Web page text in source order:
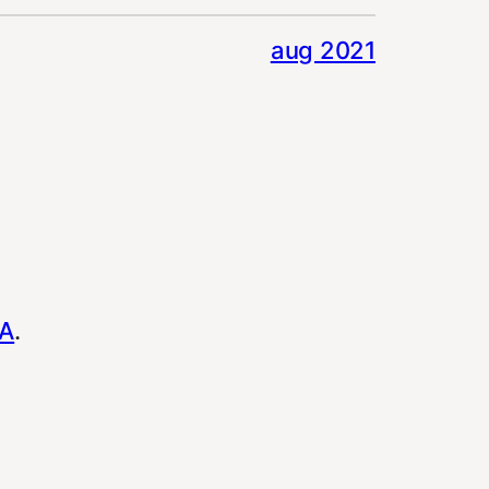
aug 2021
.